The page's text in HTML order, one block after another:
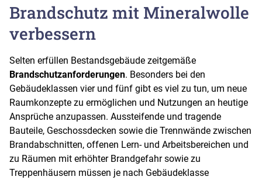
Brandschutz mit Mineralwolle
verbessern
Selten erfüllen Bestandsgebäude zeitgemäße
Brandschutzanforderungen. Besonders bei den
Gebäudeklassen vier und fünf gibt es viel zu tun, um neue
Raumkonzepte zu ermöglichen und Nutzungen an heutige
Ansprüche anzupassen. Aussteifende und tragende
Bauteile, Geschossdecken sowie die Trennwände zwischen
Brandabschnitten, offenen Lern- und Arbeitsbereichen und
zu Räumen mit erhöhter Brandgefahr sowie zu
Treppenhäusern müssen je nach Gebäudeklasse